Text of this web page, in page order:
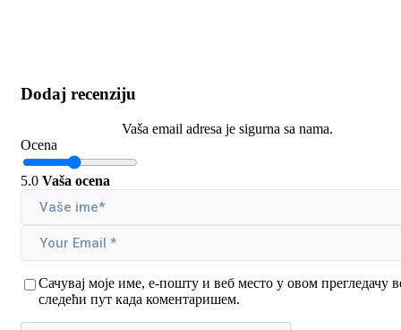
Dodaj recenziju
Vaša email adresa je sigurna sa nama.
Ocena
5.0 Vaša ocena
Сачувај моје име, е-пошту и веб место у овом прегледачу
следећи пут када коментаришем.